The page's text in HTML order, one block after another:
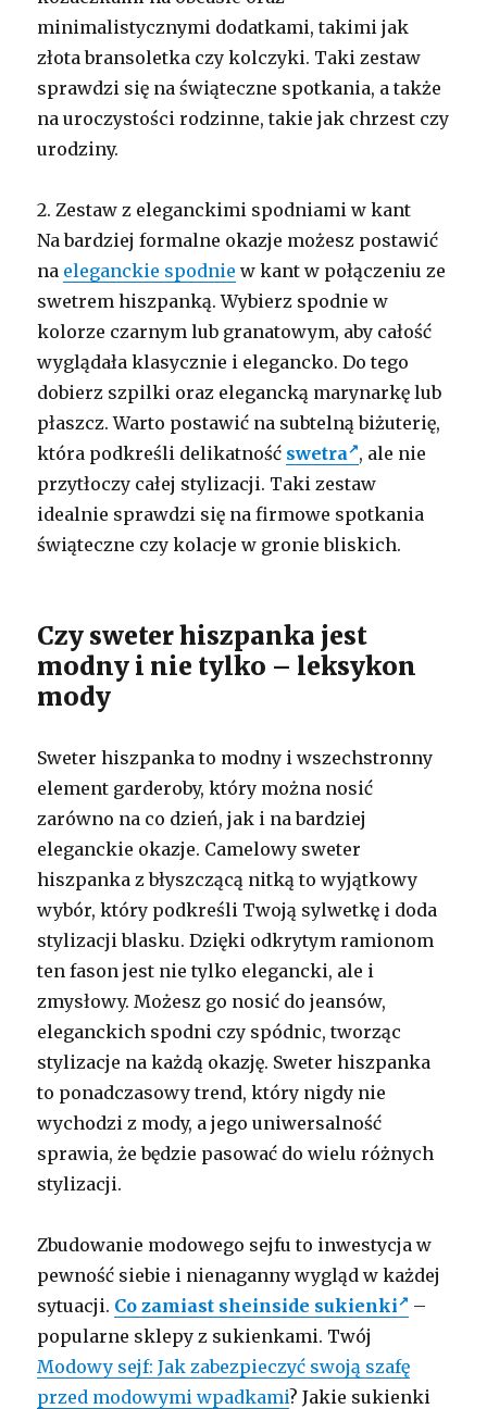
minimalistycznymi dodatkami, takimi jak
złota bransoletka czy kolczyki. Taki zestaw
sprawdzi się na świąteczne spotkania, a także
na uroczystości rodzinne, takie jak chrzest czy
urodziny.
2. Zestaw z eleganckimi spodniami w kant
Na bardziej formalne okazje możesz postawić
na eleganckie spodnie w kant w połączeniu ze
swetrem hiszpanką. Wybierz spodnie w
kolorze czarnym lub granatowym, aby całość
wyglądała klasycznie i elegancko. Do tego
dobierz szpilki oraz elegancką marynarkę lub
płaszcz. Warto postawić na subtelną biżuterię,
która podkreśli delikatność swetra , ale nie
przytłoczy całej stylizacji. Taki zestaw
idealnie sprawdzi się na firmowe spotkania
świąteczne czy kolacje w gronie bliskich.
Czy sweter hiszpanka jest
modny i nie tylko – leksykon
mody
Sweter hiszpanka to modny i wszechstronny
element garderoby, który można nosić
zarówno na co dzień, jak i na bardziej
eleganckie okazje. Camelowy sweter
hiszpanka z błyszczącą nitką to wyjątkowy
wybór, który podkreśli Twoją sylwetkę i doda
stylizacji blasku. Dzięki odkrytym ramionom
ten fason jest nie tylko elegancki, ale i
zmysłowy. Możesz go nosić do jeansów,
eleganckich spodni czy spódnic, tworząc
stylizacje na każdą okazję. Sweter hiszpanka
to ponadczasowy trend, który nigdy nie
wychodzi z mody, a jego uniwersalność
sprawia, że będzie pasować do wielu różnych
stylizacji.
Zbudowanie modowego sejfu to inwestycja w
pewność siebie i nienaganny wygląd w każdej
sytuacji. Co zamiast sheinside sukienki
–
popularne sklepy z sukienkami. Twój
Modowy sejf: Jak zabezpieczyć swoją szafę
przed modowymi wpadkami? Jakie sukienki